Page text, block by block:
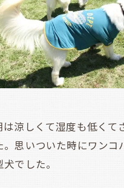
涼しくて湿度も低く
思いついた時にワン
でした。